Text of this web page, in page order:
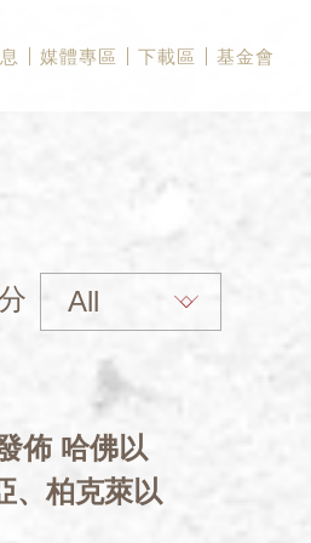
媒體專區 下載區 基金會
佈 哈佛以
、柏克萊以